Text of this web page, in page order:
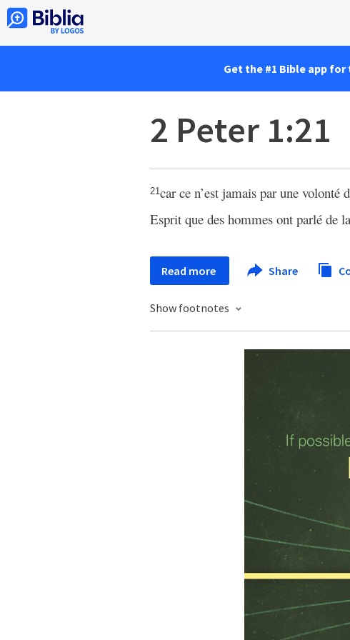
Get the #1 Bible app
2 Peter 1:21
21car ce n’est jamais par une volonté
Esprit que des hommes ont parlé de
Read more Share
Show footnotes